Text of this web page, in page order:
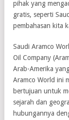
pihak yang
gratis, seperti
pembahasan kita
Saudi Aramco
Oil Company
Arab-Amerika
Aramco World ini
bertujuan untuk
sejarah dan
hubungannya